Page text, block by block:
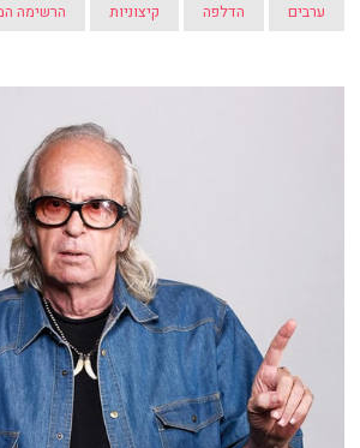
ערבים הדלפה קיצוניות הרשימה